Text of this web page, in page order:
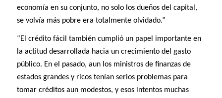
economía en su conjunto, no solo los dueños del capital,
se volvía más pobre era totalmente olvidado.”
“El crédito fácil también cumplió un papel importante en
la actitud desarrollada hacia un crecimiento del gasto
público. En el pasado, aun los ministros de finanzas de
estados grandes y ricos tenían serios problemas para
tomar créditos aun modestos, y esos intentos muchas